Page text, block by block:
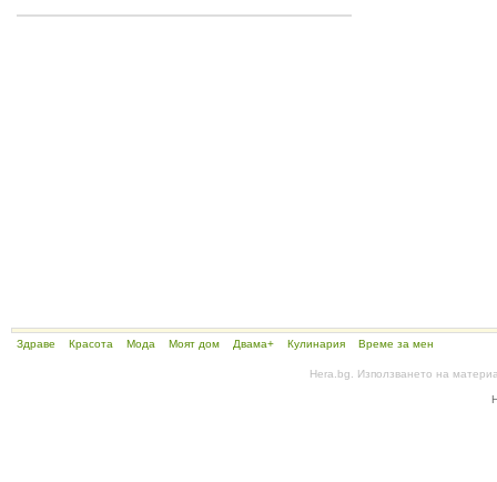
Здраве Красота Мода Моят дом Двама+ Кулинария Време за мен
Hera.bg. Използването на